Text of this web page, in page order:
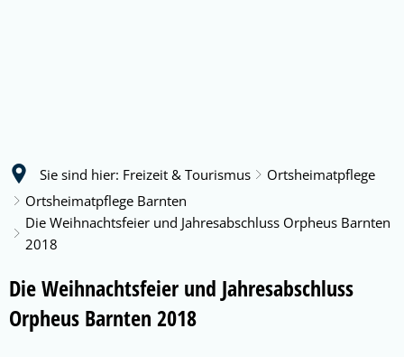
Sie sind hier: Freizeit & Tourismus
Ortsheimatpflege
Ortsheimatpflege Barnten
Die Weihnachtsfeier und Jahresabschluss Orpheus Barnten
2018
Die Weihnachtsfeier und Jahresabschluss
Orpheus Barnten 2018